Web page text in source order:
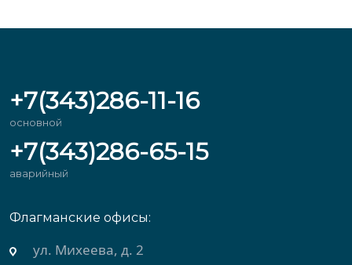
+7(343)286-11-16
основной
+7(343)286-65-15
аварийный
Флагманские офисы:
ул. Михеева, д. 2